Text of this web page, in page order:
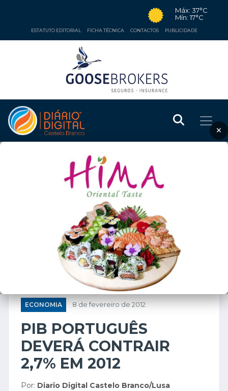
Máx: 37°C
Mín: 17°C
ESTATUTO EDITORIAL FICHA TÉCNICA CONTACTOS PUBLICIDADE
×
ECONOMIA 8 de fevereiro de 2012
PIB PORTUGUÊS
DEVERÁ CONTRAIR
2,7% EM 2012
Por: Diario Digital Castelo Branco/Lusa